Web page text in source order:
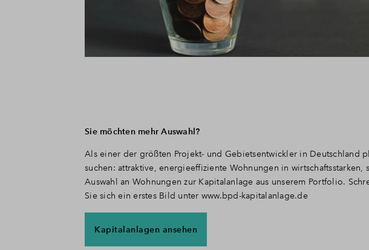
Sie möchten mehr Auswahl?
Als einer der größten Projekt- und Gebietsentwickler in Deutschland
suchen: attraktive, energieeffiziente Wohnungen in
Auswahl an Wohnungen zur Kapitalanlage aus unserem Portfolio.
Sie sich ein erstes Bild unter www.bpd-kapitalanlage.de
Kapitalanlagen ansehen